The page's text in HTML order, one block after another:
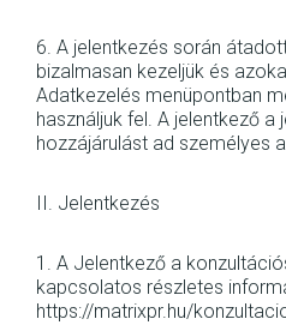
6. A jelentkezés során
bizalmasan kezeljük és
Adatkezelés menüpontban
használjuk fel. A jelentkező a
hozzájárulást ad személyes
II. Jelentkezés
1. A Jelentkező a
kapcsolatos részletes
https://matrixpr.hu/